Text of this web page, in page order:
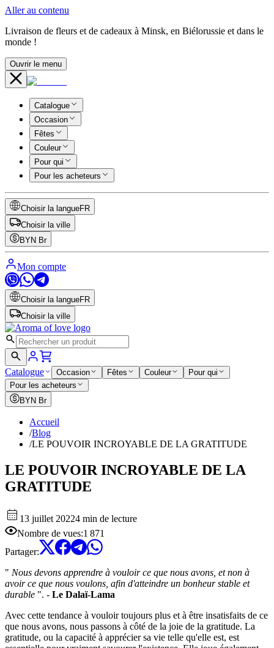
Aller au contenu
Livraison de fleurs et de cadeaux à Minsk, en Biélorussie et dans le
monde !
Ouvrir le menu
Catalogue
Occasion
Fêtes
Couleur
Pour qui
Pour les acheteurs
Choisir la langueFR
Choisir la ville
BYN Br
Mon compte
Choisir la langueFR
Choisir la ville
Catalogue Occasion Fêtes Couleur
Pour qui
Pour les acheteurs
BYN Br
Accueil
/Blog
/LE POUVOIR INCROYABLE DE LA GRATITUDE
LE POUVOIR INCROYABLE DE LA
GRATITUDE
13 juillet 20224 min de lecture
Nombre de vues:1 871
Partager:
" Nous devons apprendre à vouloir ce que nous avons, et non à
avoir ce que nous voulons, afin d'atteindre un bonheur stable et
durable ". - Le Dalaï-Lama
Avec cette tendance à vouloir toujours plus et à être insatisfaits de ce
que nous avons, nous passons à côté de la joie de la gratitude. La
gratitude, ou la capacité à apprécier sa vie telle qu'elle est, est